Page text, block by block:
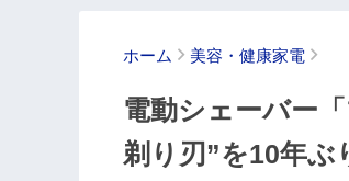
ホーム 美容・健康家電
電動シェーバー
剃り刃”を10年ぶ